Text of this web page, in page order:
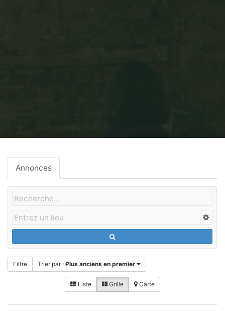
Annonces
Filtre Trier par :Plus anciens en premier
Liste Grille Carte